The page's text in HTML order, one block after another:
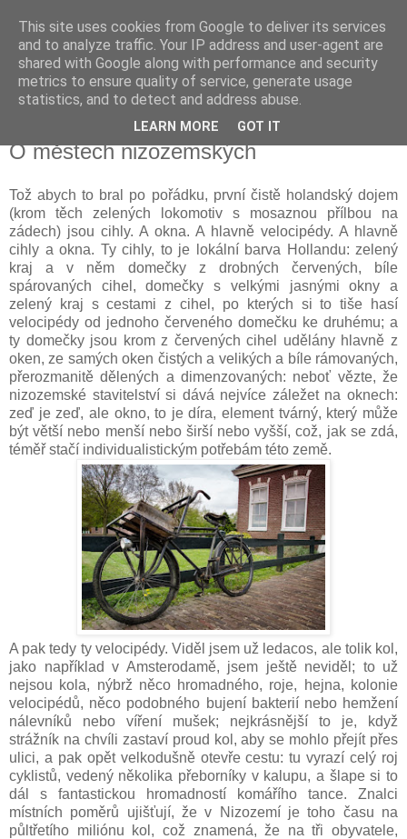
Kapka Karla Čapka
"Věřím v humanitu, v demokracii a v člověka."
neděle 31. července 2016
O městech nizozemských
Tož abych to bral po pořádku, první čistě holandský dojem
(krom těch zelených lokomotiv s mosaznou přílbou na
zádech) jsou cihly. A okna. A hlavně velocipédy. A hlavně
cihly a okna. Ty cihly, to je lokální barva Hollandu: zelený
kraj a v něm domečky z drobných červených, bíle
spárovaných cihel, domečky s velkými jasnými okny a
zelený kraj s cestami z cihel, po kterých si to tiše hasí
velocipédy od jednoho červeného domečku ke druhému; a
ty domečky jsou krom z červených cihel udělány hlavně z
oken, ze samých oken čistých a velikých a bíle rámovaných,
přerozmanitě dělených a dimenzovaných: neboť vězte, že
nizozemské stavitelství si dává nejvíce záležet na oknech:
zeď je zeď, ale okno, to je díra, element tvárný, který může
být větší nebo menší nebo širší nebo vyšší, což, jak se zdá,
téměř stačí individualistickým potřebám této země.
A pak tedy ty velocipédy. Viděl jsem už ledacos, ale tolik kol,
jako například v Amsterodamě, jsem ještě neviděl; to už
nejsou kola, nýbrž něco hromadného, roje, hejna, kolonie
velocipédů, něco podobného bujení bakterií nebo hemžení
nálevníků nebo víření mušek; nejkrásnější to je, když
strážník na chvíli zastaví proud kol, aby se mohlo přejít přes
ulici, a pak opět velkodušně otevře cestu: tu vyrazí celý roj
cyklistů, vedený několika přeborníky v kalupu, a šlape si to
dál s fantastickou hromadností komářího tance. Znalci
místních poměrů ujišťují, že v Nizozemí je toho času na
půltřetího miliónu kol, což znamená, že na tři obyvatele,
This site uses cookies from Google to deliver its services
and to analyze traffic. Your IP address and user-agent are
shared with Google along with performance and security
metrics to ensure quality of service, generate usage
statistics, and to detect and address abuse.
LEARN MORE GOT IT